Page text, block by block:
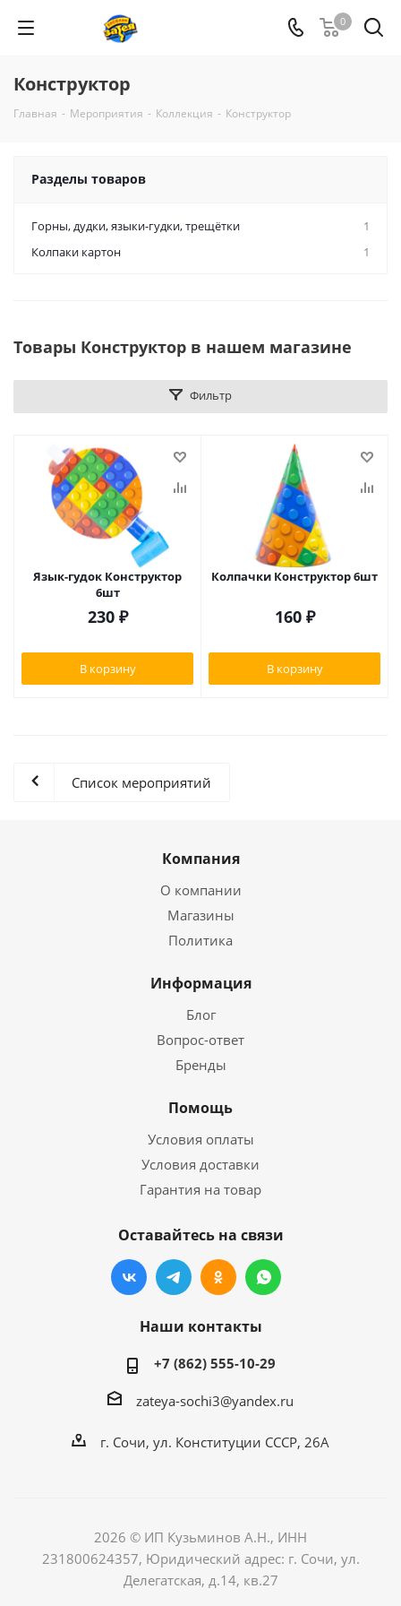
0
Конструктор
Главная - Мероприятия - Коллекция - Конструктор
Разделы товаров
Горны, дудки, языки-гудки, трещётки
1
Колпаки картон
1
Товары Конструктор в нашем магазине
Фильтр
Язык-гудок Конструктор
6шт
230₽
В корзину
Колпачки Конструктор 6шт
160₽
В корзину
Список мероприятий
Компания
О компании
Магазины
Политика
Информация
Блог
Вопрос-ответ
Бренды
Помощь
Условия оплаты
Условия доставки
Гарантия на товар
Оставайтесь на связи
Наши контакты
+7 (862) 555-10-29
zateya-sochi3@yandex.ru
г. Сочи, ул. Конституции СССР, 26А
2026 © ИП Кузьминов А.Н., ИНН
231800624357, Юридический адрес: г. Сочи, ул.
Делегатская, д.14, кв.27